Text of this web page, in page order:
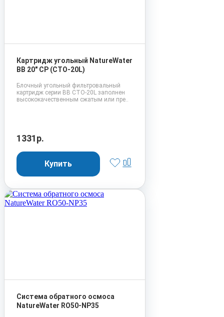
Картридж угольный NatureWater
BB 20" CP (CTO-20L)
Блочный угольный фильтровальный
картридж серии BB CTO-20L заполнен
высококачественным сжатым или пре..
1331р.
Система обратного осмоса
NatureWater RO50-NP35